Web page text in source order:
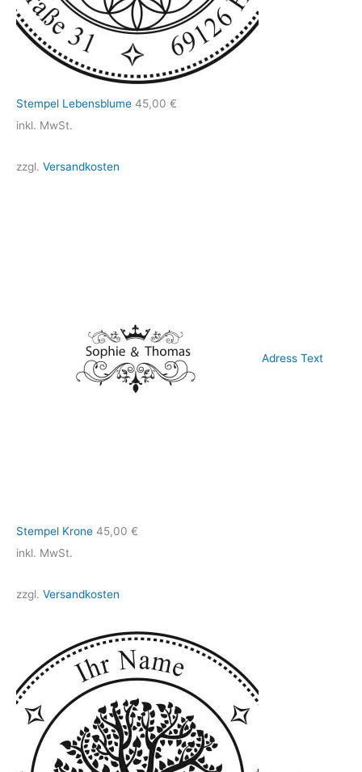
Stempel Lebensblume 45,00 €
inkl. MwSt.
zzgl. Versandkosten
Adress Text
Stempel Krone 45,00 €
inkl. MwSt.
zzgl. Versandkosten